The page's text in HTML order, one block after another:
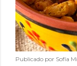
Publicado por Sofía